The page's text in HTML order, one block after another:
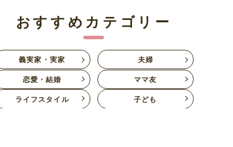
おすすめカテゴリー
義実家・実家
夫婦
恋愛・結婚
ママ友
ライフスタイル
子ども